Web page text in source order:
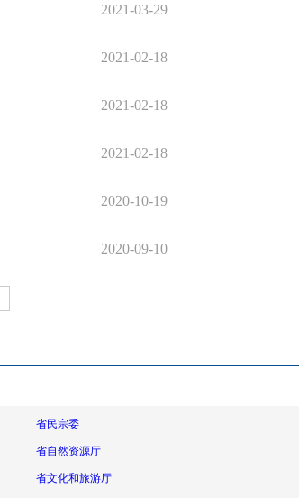
2021-03-29
2021-02-18
2021-02-18
2021-02-18
2020-10-19
2020-09-10
省民宗委
省自然资源厅
省文化和旅游厅